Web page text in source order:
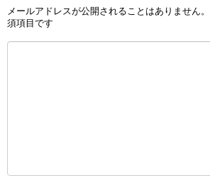
メールアドレスが公開されることはありません。
須項目です